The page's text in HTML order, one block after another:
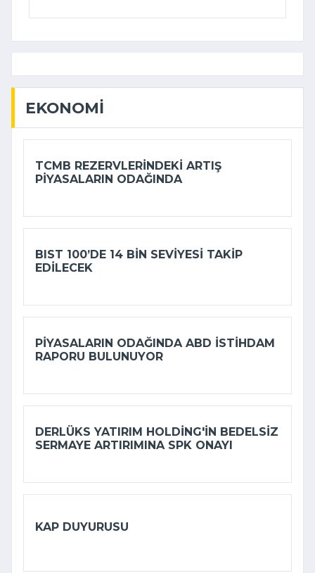
EKONOMI
TCMB REZERVLERINDEKI ARTIŞ
PIYASALARIN ODAĞINDA
BIST 100’DE 14 BIN SEVIYESI TAKIP
EDILECEK
PIYASALARIN ODAĞINDA ABD ISTIHDAM
RAPORU BULUNUYOR
DERLÜKS YATIRIM HOLDING'IN BEDELSIZ
SERMAYE ARTIRIMINA SPK ONAYI
KAP DUYURUSU